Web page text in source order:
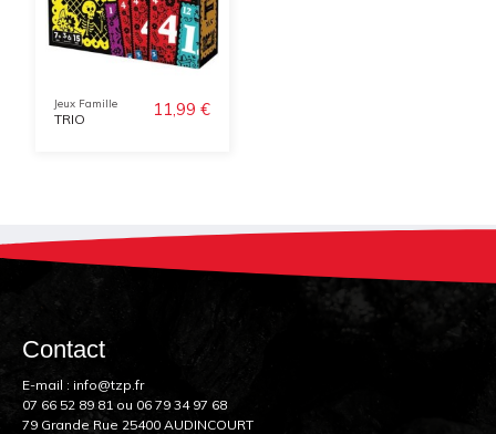
Jeux Famille
TRIO 11,99 €
Contact
E-mail : info@tzp.fr
07 66 52 89 81 ou 06 79 34 97 68
79 Grande Rue 25400 AUDINCOURT